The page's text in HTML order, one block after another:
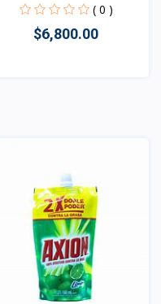
( 0 )
$6,800.00